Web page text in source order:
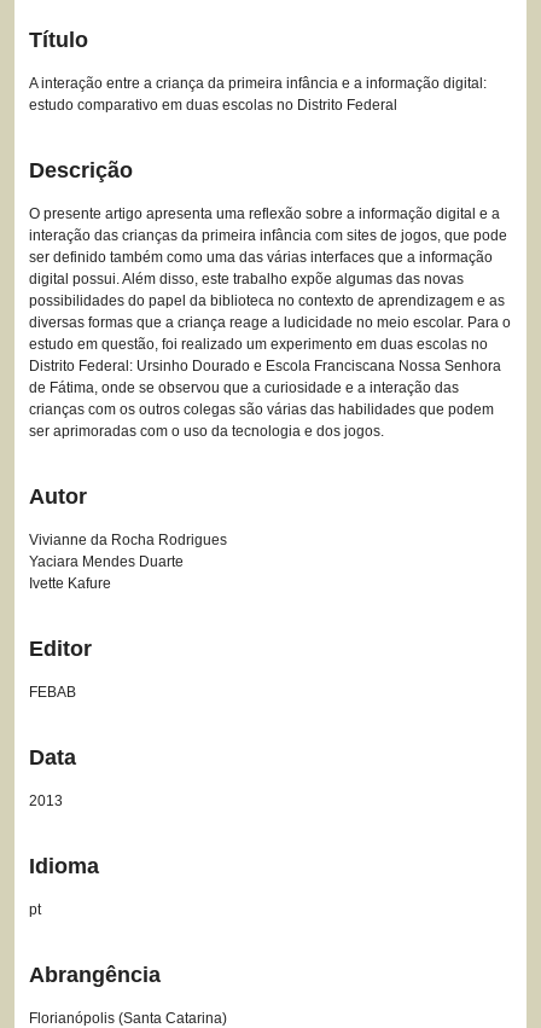
Título
A interação entre a criança da primeira infância e a informação digital:
estudo comparativo em duas escolas no Distrito Federal
Descrição
O presente artigo apresenta uma reflexão sobre a informação digital e a
interação das crianças da primeira infância com sites de jogos, que pode
ser definido também como uma das várias interfaces que a informação
digital possui. Além disso, este trabalho expõe algumas das novas
possibilidades do papel da biblioteca no contexto de aprendizagem e as
diversas formas que a criança reage a ludicidade no meio escolar. Para o
estudo em questão, foi realizado um experimento em duas escolas no
Distrito Federal: Ursinho Dourado e Escola Franciscana Nossa Senhora
de Fátima, onde se observou que a curiosidade e a interação das
crianças com os outros colegas são várias das habilidades que podem
ser aprimoradas com o uso da tecnologia e dos jogos.
Autor
Vivianne da Rocha Rodrigues
Yaciara Mendes Duarte
Ivette Kafure
Editor
FEBAB
Data
2013
Idioma
pt
Abrangência
Florianópolis (Santa Catarina)